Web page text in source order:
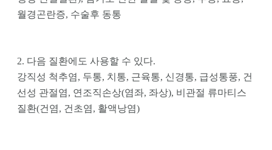
월경곤란증, 수술후 동통
2. 다음 질환에도 사용할 수 있다.
강직성 척추염, 두통, 치통, 근육통, 신경통, 급성통풍, 건
선성 관절염, 연조직손상(염좌, 좌상), 비관절 류마티스
질환(건염, 건초염, 활액낭염)